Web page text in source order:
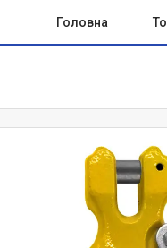
Головна